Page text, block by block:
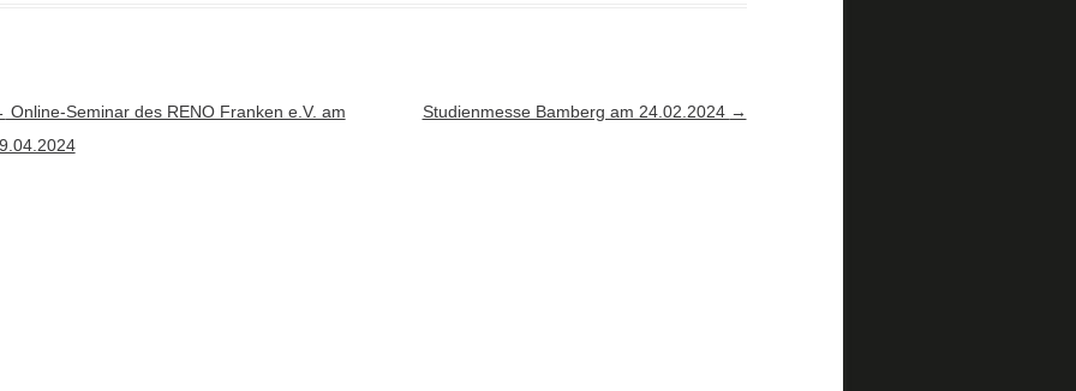
Navigation
Online-Seminar des RENO Franken e.V. am
Studienmesse Bamberg am 24.02.2024 →